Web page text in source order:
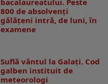
800 de absolvenţi
gălăţeni intră, de luni, în
examene
Suflă vântul la Galaţi. Cod
galben instituit de
meteorologi